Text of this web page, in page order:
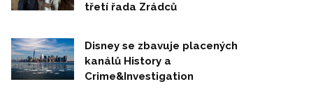
třetí řada Zrádců
Disney se zbavuje placených
kanálů History a
Crime&Investigation